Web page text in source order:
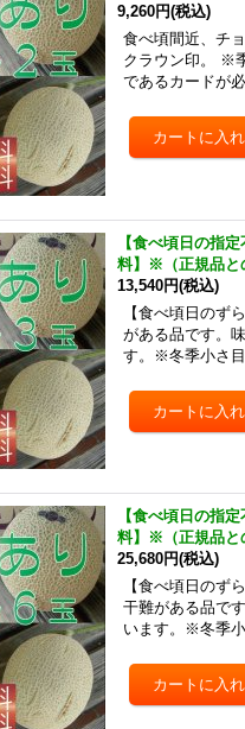
9,260円(税込)
食べ頃間近、チ
クラウン印。 ※
であるカードが
【食べ頃日の指
料】※（正規品と
13,540円(税込)
【食べ頃日のず
がある品です。
す。※冬季小さ
【食べ頃日の指
料】※（正規品と
25,680円(税込)
【食べ頃日のず
干難がある品で
います。※冬季